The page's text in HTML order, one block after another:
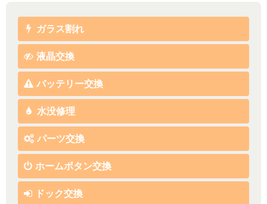
ガラス割れ
液晶交換
バッテリー交換
水没修理
パーツ交換
ホームボタン交換
ドック交換